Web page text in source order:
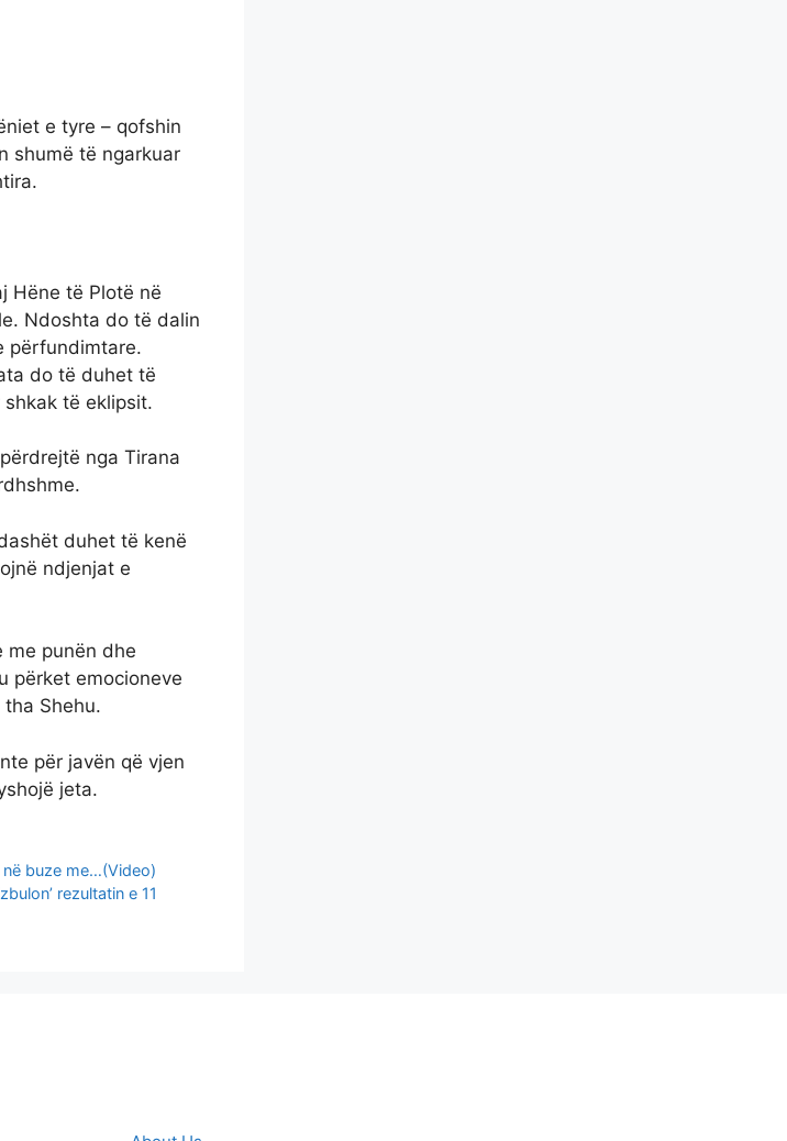
e tyre – qofshin
shumë të ngarkuar
Hëne të Plotë në
Ndoshta do të dalin
përfundimtare.
do të duhet të
të eklipsit.
nga Tirana
duhet të kenë
ndjenjat e
me punën dhe
përket emocioneve
Shehu.
për javën që vjen
jeta.
në buze me…(Video)
rezultatin e 11